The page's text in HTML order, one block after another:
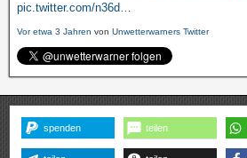
pic.twitter.com/n36d…
Vor etwa 3 Jahren von Unwetterwarners Twitter
spenden teilen